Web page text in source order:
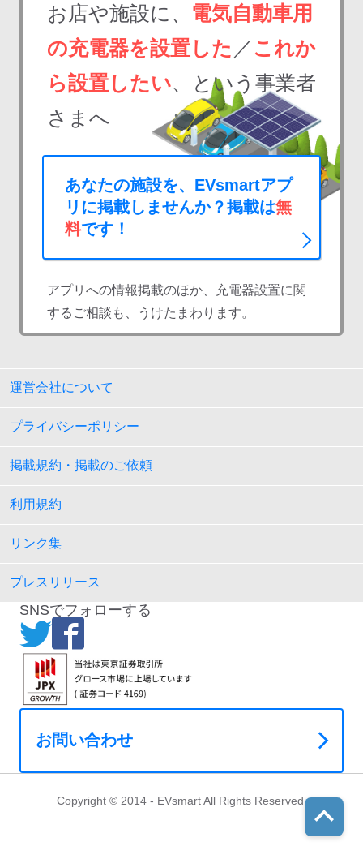
お店や施設に、 電気自動車用
の充電器を設置した ／ これか
ら設置したい、という事業者
さまへ
あなたの施設を、EVsmartアプ
リに掲載しませんか？掲載は無
料です！
アプリへの情報掲載のほか、充電器設置に関
するご相談も、うけたまわります。
運営会社について
プライバシーポリシー
掲載規約・掲載のご依頼
利用規約
リンク集
プレスリリース
SNSでフォローする
お問い合わせ
Copyright © 2014 - EVsmart All Rights Reserved.